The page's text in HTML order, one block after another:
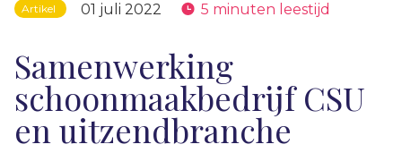
Artikel 01 juli 2022 5 minuten leestijd
Samenwerking
schoonmaakbedrijf CSU
en uitzendbranche